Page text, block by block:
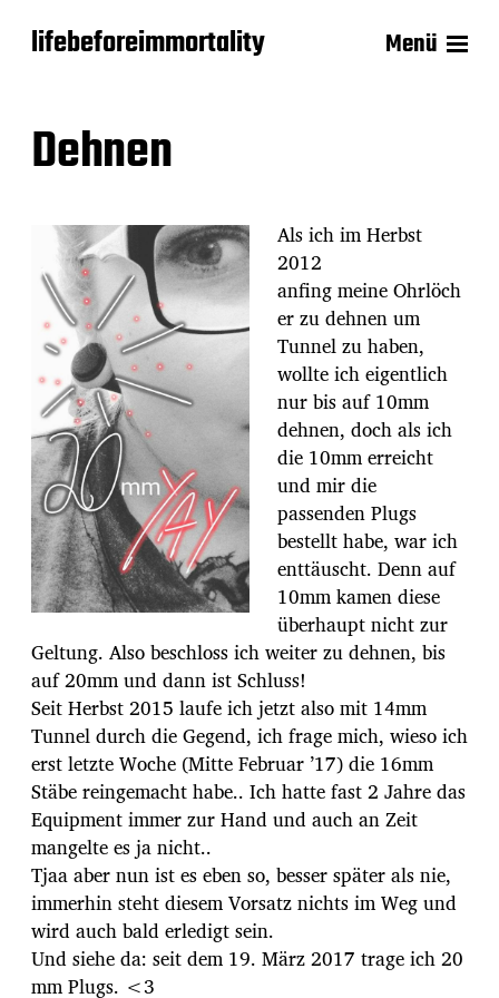
lifebeforeimmortality Menü
Dehnen
Als ich im Herbst
2012
anfing meine Ohrlöch
er zu dehnen um
Tunnel zu haben,
wollte ich eigentlich
nur bis auf 10mm
dehnen, doch als ich
die 10mm erreicht
und mir die
passenden Plugs
bestellt habe, war ich
enttäuscht. Denn auf
10mm kamen diese
überhaupt nicht zur
Geltung. Also beschloss ich weiter zu dehnen, bis
auf 20mm und dann ist Schluss!
Seit Herbst 2015 laufe ich jetzt also mit 14mm
Tunnel durch die Gegend, ich frage mich, wieso ich
erst letzte Woche (Mitte Februar ’17) die 16mm
Stäbe reingemacht habe.. Ich hatte fast 2 Jahre das
Equipment immer zur Hand und auch an Zeit
mangelte es ja nicht..
Tjaa aber nun ist es eben so, besser später als nie,
immerhin steht diesem Vorsatz nichts im Weg und
wird auch bald erledigt sein.
Und siehe da: seit dem 19. März 2017 trage ich 20
mm Plugs. <3